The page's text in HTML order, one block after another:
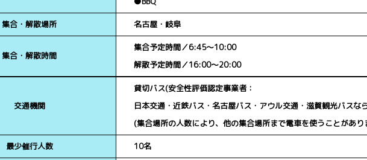
集合・解散場所 名古屋・岐阜
集合・解散時間
集合予定時間／6:45～10:00
解散予定時間／16:00～20:00
交通機関
貸切バス(安全性評価認定事業者：
日本交通・近鉄バス・名古屋バス・アウル交通・滋賀観光バスな
(集合場所の人数により、他の集合場所まで電車を使うことがあり
最少催行人数 10名